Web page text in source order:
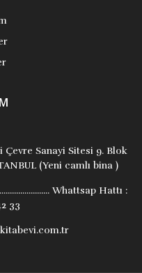
Sanayi Sitesi 9. Blok
(Yeni camlı bina )
Whattsap Hattı :
33